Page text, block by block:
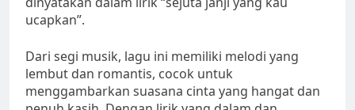
ucapkan”.
Dari segi musik, lagu ini memiliki melodi yang
lembut dan romantis, cocok untuk
menggambarkan suasana cinta yang hangat dan